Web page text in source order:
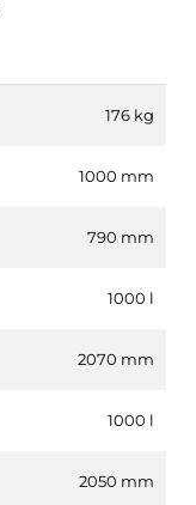
176 kg
1000 mm
790 mm
1000 l
2070 mm
1000 l
2050 mm